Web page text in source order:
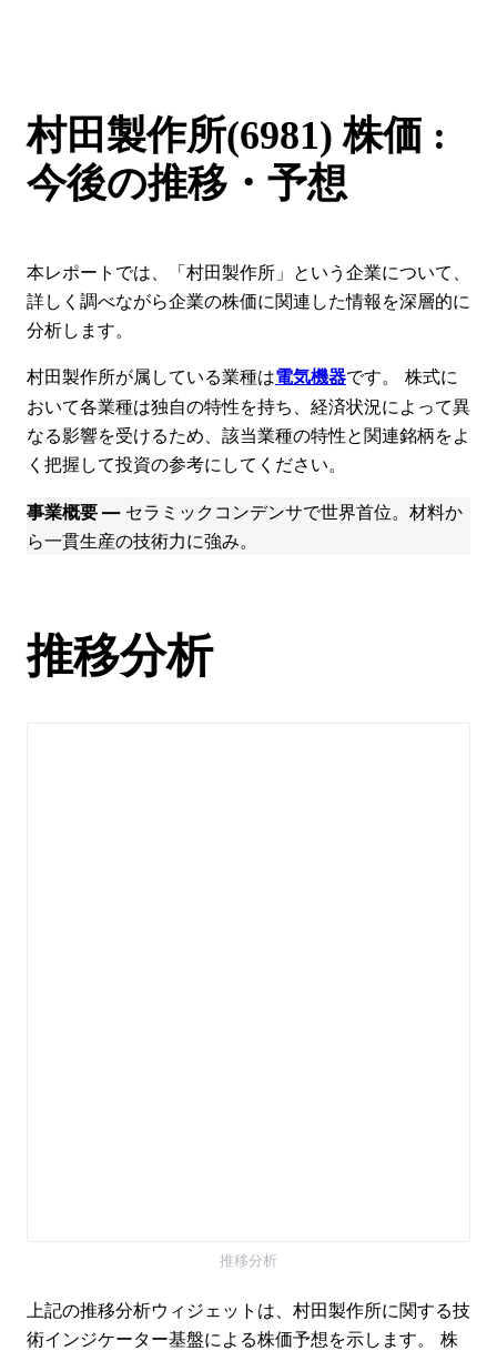
村田製作所(6981) 株価 :
今後の推移・予想
本レポートでは、「村田製作所」という企業について、
詳しく調べながら企業の株価に関連した情報を深層的に
分析します。
村田製作所が属している業種は電気機器です。 株式に
おいて各業種は独自の特性を持ち、経済状況によって異
なる影響を受けるため、該当業種の特性と関連銘柄をよ
く把握して投資の参考にしてください。
事業概要 ―セラミックコンデンサで世界首位。材料か
ら一貫生産の技術力に強み。
推移分析
推移分析
上記の推移分析ウィジェットは、村田製作所に関する技
術インジケーター基盤による株価予想を示します。 株